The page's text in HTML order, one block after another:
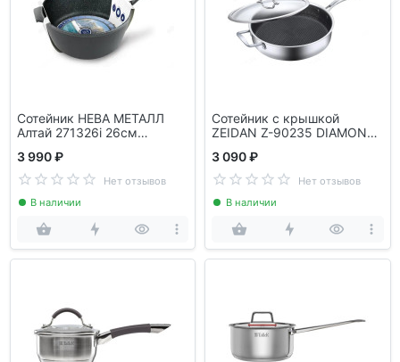
Сотейник НЕВА МЕТАЛЛ
Алтай 271326i 26см
3 990 ₽
Нет отзывов
В наличии
Сотейник с крышкой
ZEIDAN Z-90235 DIAMOND
3 090 ₽
Нет отзывов
В наличии